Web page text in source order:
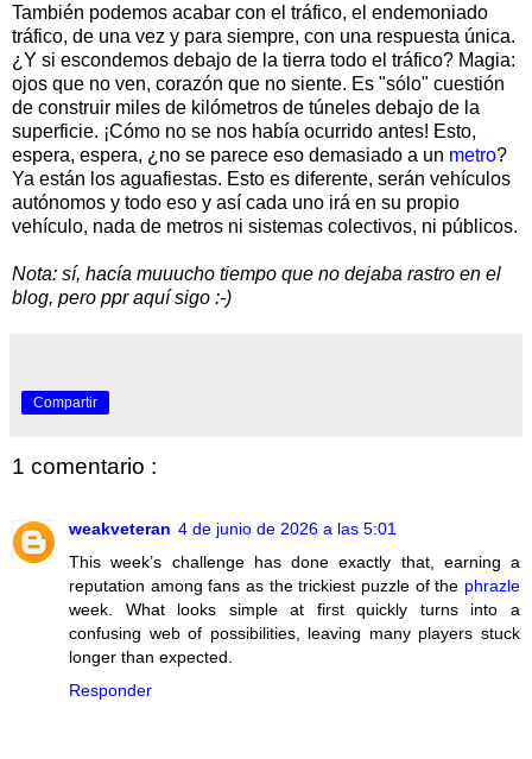
También podemos acabar con el tráfico, el endemoniado
tráfico, de una vez y para siempre, con una respuesta única.
¿Y si escondemos debajo de la tierra todo el tráfico? Magia:
ojos que no ven, corazón que no siente. Es "sólo" cuestión
de construir miles de kilómetros de túneles debajo de la
superficie. ¡Cómo no se nos había ocurrido antes! Esto,
espera, espera, ¿no se parece eso demasiado a un metro?
Ya están los aguafiestas. Esto es diferente, serán vehículos
autónomos y todo eso y así cada uno irá en su propio
vehículo, nada de metros ni sistemas colectivos, ni públicos.
Nota: sí, hacía muuucho tiempo que no dejaba rastro en el
blog, pero ppr aquí sigo :-)
Compartir
1 comentario :
weakveteran 4 de junio de 2026 a las 5:01
This week’s challenge has done exactly that, earning a
reputation among fans as the trickiest puzzle of the phrazle
week. What looks simple at first quickly turns into a
confusing web of possibilities, leaving many players stuck
longer than expected.
Responder